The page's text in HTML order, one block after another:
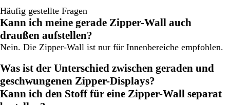
Häufig gestellte Fragen
Kann ich meine gerade Zipper-Wall auch
draußen aufstellen?
Nein. Die Zipper-Wall ist nur für Innenbereiche empfohlen.
Was ist der Unterschied zwischen geraden und
geschwungenen Zipper-Displays?
Kann ich den Stoff für eine Zipper-Wall separat